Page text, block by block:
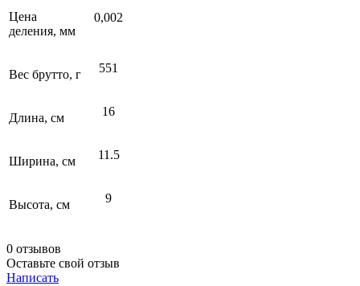
Цена
деления, мм
0,002
Вес брутто, г 551
Длина, см 16
Ширина, см 11.5
Высота, см 9
0 отзывов
Оставьте свой отзыв
Написать